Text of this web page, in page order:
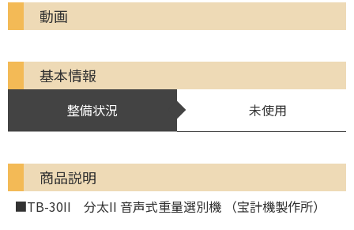
動画
基本情報
整備状況 未使用
商品説明
■TB-30II 分太II 音声式重量選別機 （宝計機製作所）